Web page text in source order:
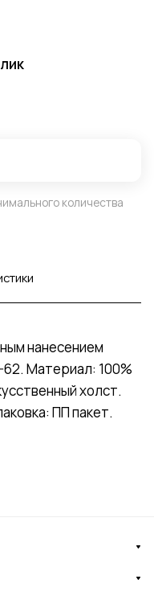
количества
нанесением
Материал: 100%
холст.
ПП пакет.